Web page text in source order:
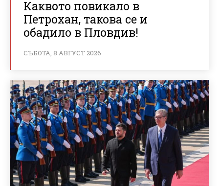
Каквото повикало в
Петрохан, такова се и
обадило в Пловдив!
СЪБОТА, 8 АВГУСТ 2026